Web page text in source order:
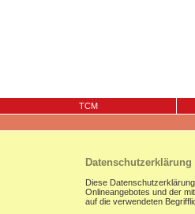
TCM
Datenschutzerklärung
Diese
Onlineangebotes und der
auf die verwendeten